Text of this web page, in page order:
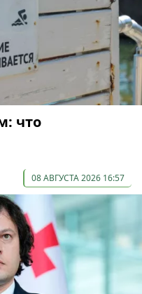
что
08 АВГУСТА 2026 16:57